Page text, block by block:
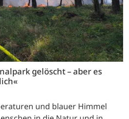
gelöscht – aber es
und blauer Himmel